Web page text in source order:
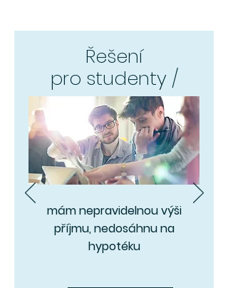
Řešení
pro studenty /
mám nepravidelnou výši
příjmu, nedosáhnu na
hypotéku